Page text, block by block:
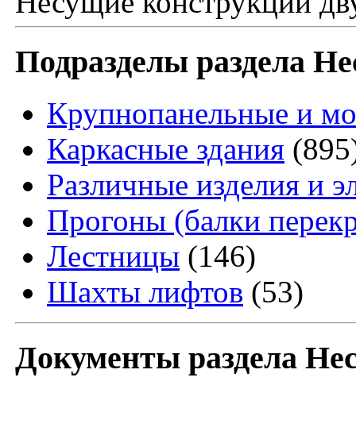
Подразделы раздела
Крупнопанельные и
Каркасные здания
Различные изделия и
Прогоны (балки
Лестницы (146)
Шахты лифтов (53)
Документы раздела